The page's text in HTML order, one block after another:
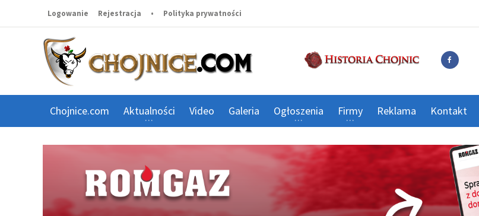
Logowanie Rejestracja • Polityka prywatności
Chojnice.com Aktualności Video Galeria Ogłoszenia Firmy Reklama Kontakt